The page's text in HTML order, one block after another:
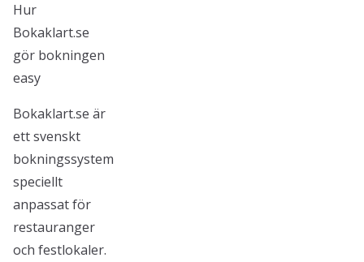
Hur
Bokaklart.se
gör bokningen
easy
Bokaklart.se är
ett svenskt
bokningssystem
speciellt
anpassat för
restauranger
och festlokaler.